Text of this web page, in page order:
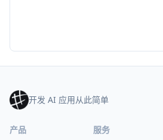
开发 AI 应用从此简单
产品 服务